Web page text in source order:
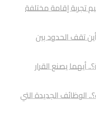
تجربة إقامة مختلفة
تقف الحدود بين
أيهما يصنع القرار
الوظائف الجديدة التي